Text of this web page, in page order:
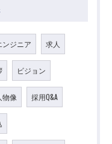
ンジニア 求人
ビジョン
物像 採用Q&A